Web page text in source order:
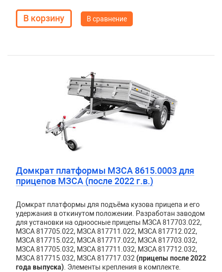
В сравнение
Домкрат платформы МЗСА 8615.0003 для
прицепов МЗСА (после 2022 г.в.)
Домкрат платформы для подъёма кузова прицепа и его
удержания в откинутом положении. Разработан заводом
для установки на одноосные прицепы МЗСА 817703.022,
МЗСА 817705.022, МЗСА 817711.022, МЗСА 817712.022,
МЗСА 817715.022, МЗСА 817717.022, МЗСА 817703.032,
МЗСА 817705.032, МЗСА 817711.032, МЗСА 817712.032,
МЗСА 817715.032, МЗСА 817717.032 (прицепы после 2022
года выпуска) . Элементы крепления в комплекте.